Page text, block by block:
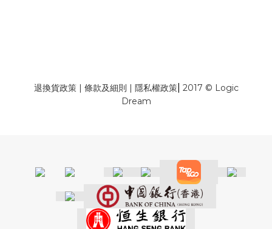
退換貨政策| 條款及細則 | 隱私權政策| 2017 © Logic
Dream